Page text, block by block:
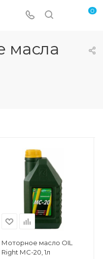
0
масла
Моторное масло OIL
Right МС-20, 1л